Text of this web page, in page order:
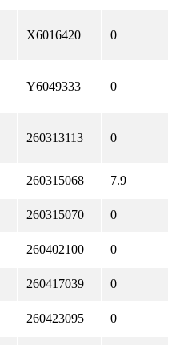
X6016420 0
Y6049333 0
260313113 0
260315068 7.9
260315070 0
260402100 0
260417039 0
260423095 0